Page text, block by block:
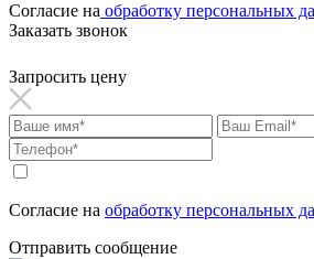
Согласие на обработку персональных
Заказать звонок
Запросить цену
Согласие на обработку персональных
Отправить сообщение